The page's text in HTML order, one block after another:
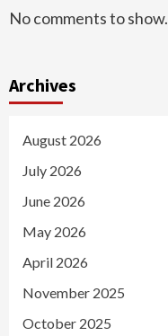
No comments to show.
Archives
August 2026
July 2026
June 2026
May 2026
April 2026
November 2025
October 2025